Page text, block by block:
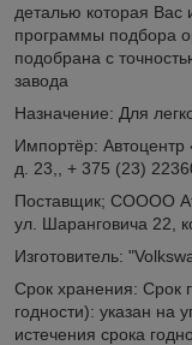
деталью которая
программы подбора
подобрана с
завода
Назначение: Для
Импортёр:
д. 23,, + 375 (23)
Поставщик; СОООО
ул. Шаранговича 22,
Изготовитель:
Срок хранения: Срок
годности): указан на
истечения срока